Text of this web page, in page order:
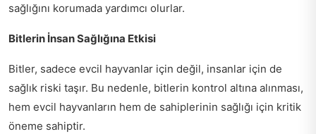
sağlığını korumada yardımcı olurlar.
Bitlerin İnsan Sağlığına Etkisi
Bitler, sadece evcil hayvanlar için değil, insanlar için de
sağlık riski taşır. Bu nedenle, bitlerin kontrol altına alınması,
hem evcil hayvanların hem de sahiplerinin sağlığı için kritik
öneme sahiptir.